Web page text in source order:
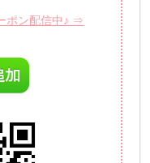
ポン配信中♪ ⇒